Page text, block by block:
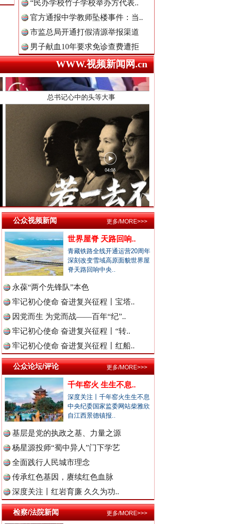
市监总局开通打假清源举报渠道
男子献血10年要求免诊查费遭拒
襄阳一村干部超占地建五层楼房
西北大学通报“教师贾某某涉嫌..
郴州市通报烟花零售店燃爆事件
不准学生带手纸入厕？教委回应
湖南卫健委通报“研究生失联”
县委书记在评论区回复网友诉求
居民在农业农村局上厕所遭辱骂
公立医院医生未完成创收被待岗..
郏县通报"15岁女孩被当街暴打"..
宁波通报患儿术后离世医疗事件
襄阳多家精神病医院被曝骗医保
成都成华区深夜通报"非遗"乱象..
官方通报国企董事长打人被拘
找国土所所长办事被借68万元？
公务员考生笔试面试第一落选？
中标公告套网络人名，湖北通报
南宁通报“一教师脚踢小学生”
周知！公安部这个举报平台上线..
村民“从小被父母砍手割耳”？
民警走访吓得家里老人欲轻生？
安徽颍上县红星镇发布道歉声明
医院弄错CT女子被误诊“绝症”
驾车致4死,审理时开贫困证明？
濉溪县通报黑臭水体流入农灌区
官方通报周口六院医生坠楼身亡
景区摩托车收费带路设置路障？
男子曝妻子和公职人员多次开房
女子自曝怀孕时摆烂丈夫是副处
警察违停致摩托司机追尾死亡？
三亚再通报游客被不明物咬伤离..
社区书记开车追撵女子撞伤2人
医院回应要求先献血再输血致人..
虎门通报“4车道变3车道车祸”
爆破拆火车站致周边房屋裂缝？
WWW.视频新闻网.cn
总书记心中的头等大事
东部战区发布MV《若一去不回》
总书记与全民健身的故事
外交部发布重磅视频：《不跪！》
公众视频新闻
世界屋脊 天路回响..
青藏铁路全线开通运营20周年
深刻改变雪域高原面貌世界屋
脊天路回响中央..
永葆“两个先锋队”本色
牢记初心使命 奋进复兴征程丨宝塔..
因党而生 为党而战——百年“纪”..
牢记初心使命 奋进复兴征程丨“转..
牢记初心使命 奋进复兴征程丨红船..
更多/MORE>>>
公众论坛/评论
千年窑火 生生不息..
深度关注丨千年窑火生生不息
中央纪委国家监委网站柴雅欣
自江西景德镇报..
基层是党的执政之基、力量之源
杨星源投师“蜀中异人”门下学艺
全面践行人民城市理念
传承红色基因，赓续红色血脉
深度关注丨红岩育廉 久久为功..
更多/MORE>>>
检察/法院新闻 更多/MORE>>>